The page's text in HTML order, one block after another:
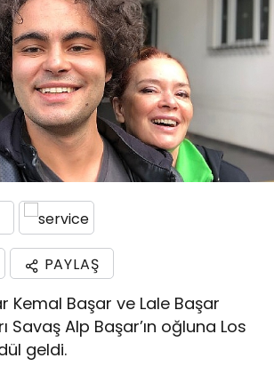
PAYLAŞ
Kemal Başar ve Lale Başar
Savaş Alp Başar’ın oğluna Los
geldi.